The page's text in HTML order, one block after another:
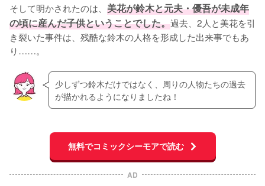
そして明かされたのは、 美花が鈴木と元夫・優吾が未成年
の頃に産んだ子供ということでした。過去、2人と美花を引
き裂いた事件は、残酷な鈴木の人格を形成した出来事でもあ
り……。
少しずつ鈴木だけではなく、周りの人物たちの過去
が描かれるようになりましたね！
無料でコミックシーモアで読む
AD